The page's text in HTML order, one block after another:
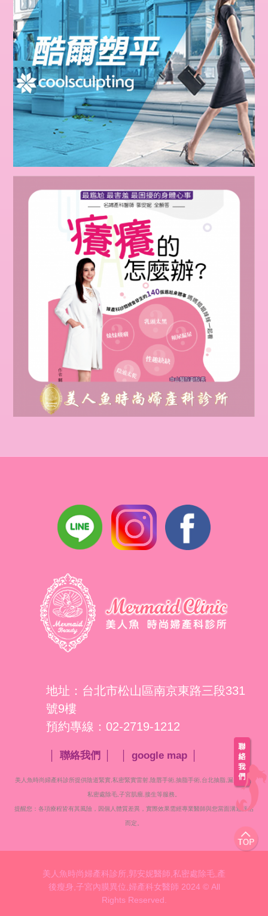
地址：台北市松山區南京東路三段331
號9樓
預約專線：02-2719-1212
聯絡我們 google map
美人魚時尚婦產科診所提供陰道緊實,私密緊實雷射,陰唇手術,抽脂手術,台北抽脂,漏尿治療,
私密處除毛,子宮肌瘤,接生等服務。
提醒您：各項療程皆有其風險，因個人體質差異，實際效果需經專業醫師與您當面溝通評估
而定。
美人魚時尚婦產科診所,郭安妮醫師,私密處除毛,產
後瘦身,子宮內膜異位,婦產科女醫師 2024 © All
Rights Reserved.